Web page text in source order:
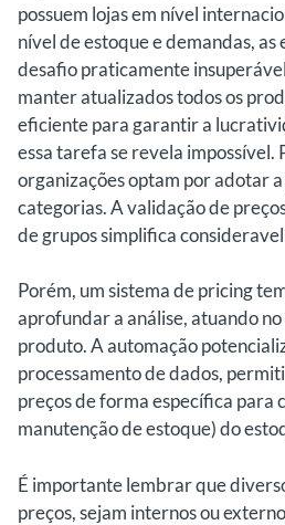
possuem lojas em nível
nível de estoque e demandas,
desafio praticamente
manter atualizados todos os
eficiente para garantir a
essa tarefa se revela impossível.
organizações optam por adotar
categorias. A validação de
de grupos simplifica
Porém, um sistema de pricing
aprofundar a análise, atuando
produto. A automação
processamento de dados,
preços de forma específica para
manutenção de estoque) do
É importante lembrar que
preços, sejam internos ou